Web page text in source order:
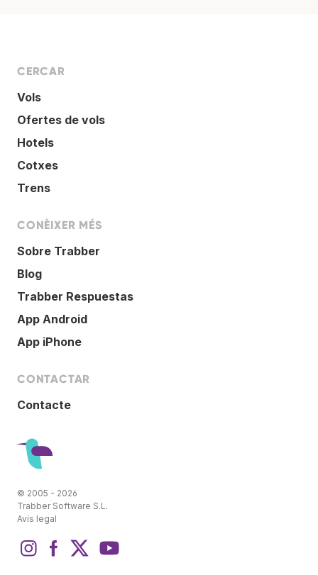
CERCAR
Vols
Ofertes de vols
Hotels
Cotxes
Trens
CONÈIXER MÉS
Sobre Trabber
Blog
Trabber Respuestas
App Android
App iPhone
CONTACTAR
Contacte
© 2005 - 2026
Trabber Software S.L.
Avís legal